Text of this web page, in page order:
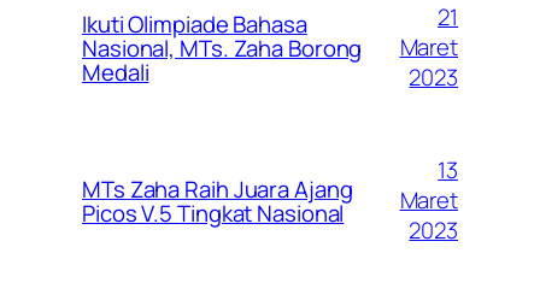
Ikuti Olimpiade Bahasa
Nasional, MTs. Zaha Borong
Medali
21
Maret
2023
MTs Zaha Raih Juara Ajang
Picos V.5 Tingkat Nasional
13
Maret
2023